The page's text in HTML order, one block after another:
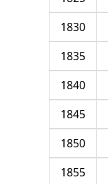
1830
1835
1840
1845
1850
1855